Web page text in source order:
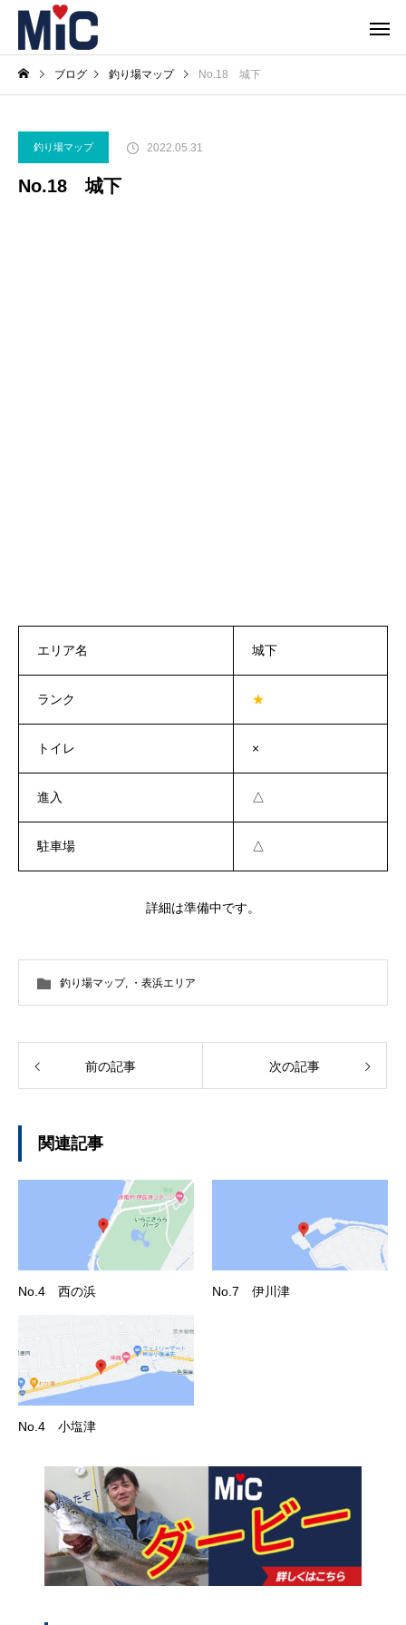
ブログ 釣り場マップ No.18 城下
釣り場マップ 2022.05.31
No.18 城下
エリア名 城下
ランク ★
トイレ ×
進入 △
駐車場 △
詳細は準備中です。
釣り場マップ, ・表浜エリア
前の記事 次の記事
関連記事
No.4 西の浜 No.7 伊川津
No.4 小塩津